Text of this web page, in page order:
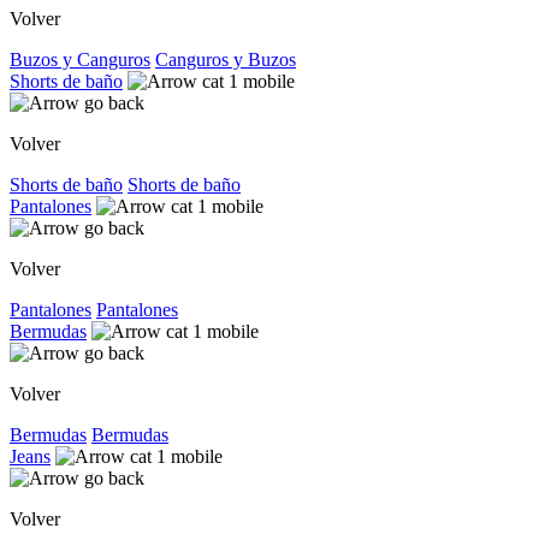
Volver
Buzos y Canguros Canguros y Buzos
Shorts de baño
Volver
Shorts de baño Shorts de baño
Pantalones
Volver
Pantalones Pantalones
Bermudas
Volver
Bermudas Bermudas
Jeans
Volver